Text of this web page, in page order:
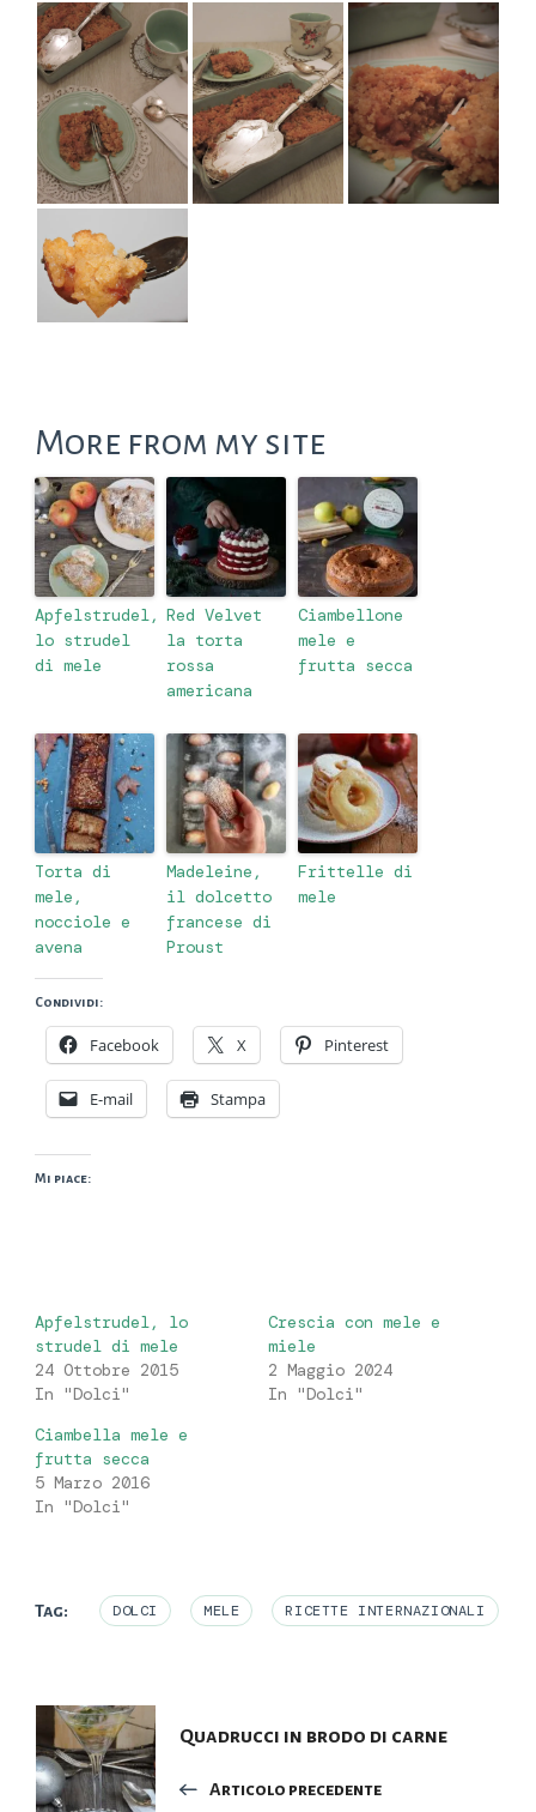
More from my site
Apfelstrudel,
lo strudel
di mele
Red Velvet
la torta
rossa
americana
Ciambellone
mele e
frutta secca
Torta di
mele,
nocciole e
avena
Madeleine,
il dolcetto
francese di
Proust
Frittelle di
mele
Condividi:
Facebook X Pinterest
E-mail Stampa
Mi piace:
Apfelstrudel, lo
strudel di mele
24 Ottobre 2015
In "Dolci"
Crescia con mele e
miele
2 Maggio 2024
In "Dolci"
Ciambella mele e
frutta secca
5 Marzo 2016
In "Dolci"
Tag: DOLCI MELE RICETTE INTERNAZIONALI
Navigazione
articoli
Quadrucci in brodo di carne
Articolo precedente